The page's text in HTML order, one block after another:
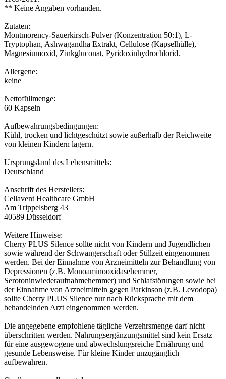
** Keine Angaben vorhanden.
Zutaten:
Montmorency-Sauerkirsch-Pulver (Konzentration 50:1), L-
Tryptophan, Ashwagandha Extrakt, Cellulose (Kapselhülle),
Magnesiumoxid, Zinkgluconat, Pyridoxinhydrochlorid.
Allergene:
keine
Nettofüllmenge:
60 Kapseln
Aufbewahrungsbedingungen:
Kühl, trocken und lichtgeschützt sowie außerhalb der Reichweite
von kleinen Kindern lagern.
Ursprungsland des Lebensmittels:
Deutschland
Anschrift des Herstellers:
Cellavent Healthcare GmbH
Am Trippelsberg 43
40589 Düsseldorf
Weitere Hinweise:
Cherry PLUS Silence sollte nicht von Kindern und Jugendlichen
sowie während der Schwangerschaft oder Stillzeit eingenommen
werden. Bei der Einnahme von Arzneimitteln zur Behandlung von
Depressionen (z.B. Monoaminooxidasehemmer,
Serotoninwiederaufnahmehemmer) und Schlafstörungen sowie bei
der Einnahme von Arzneimitteln gegen Parkinson (z.B. Levodopa)
sollte Cherry PLUS Silence nur nach Rücksprache mit dem
behandelnden Arzt eingenommen werden.
Die angegebene empfohlene tägliche Verzehrsmenge darf nicht
überschritten werden. Nahrungsergänzungsmittel sind kein Ersatz
für eine ausgewogene und abwechslungsreiche Ernährung und
gesunde Lebensweise. Für kleine Kinder unzugänglich
aufbewahren.